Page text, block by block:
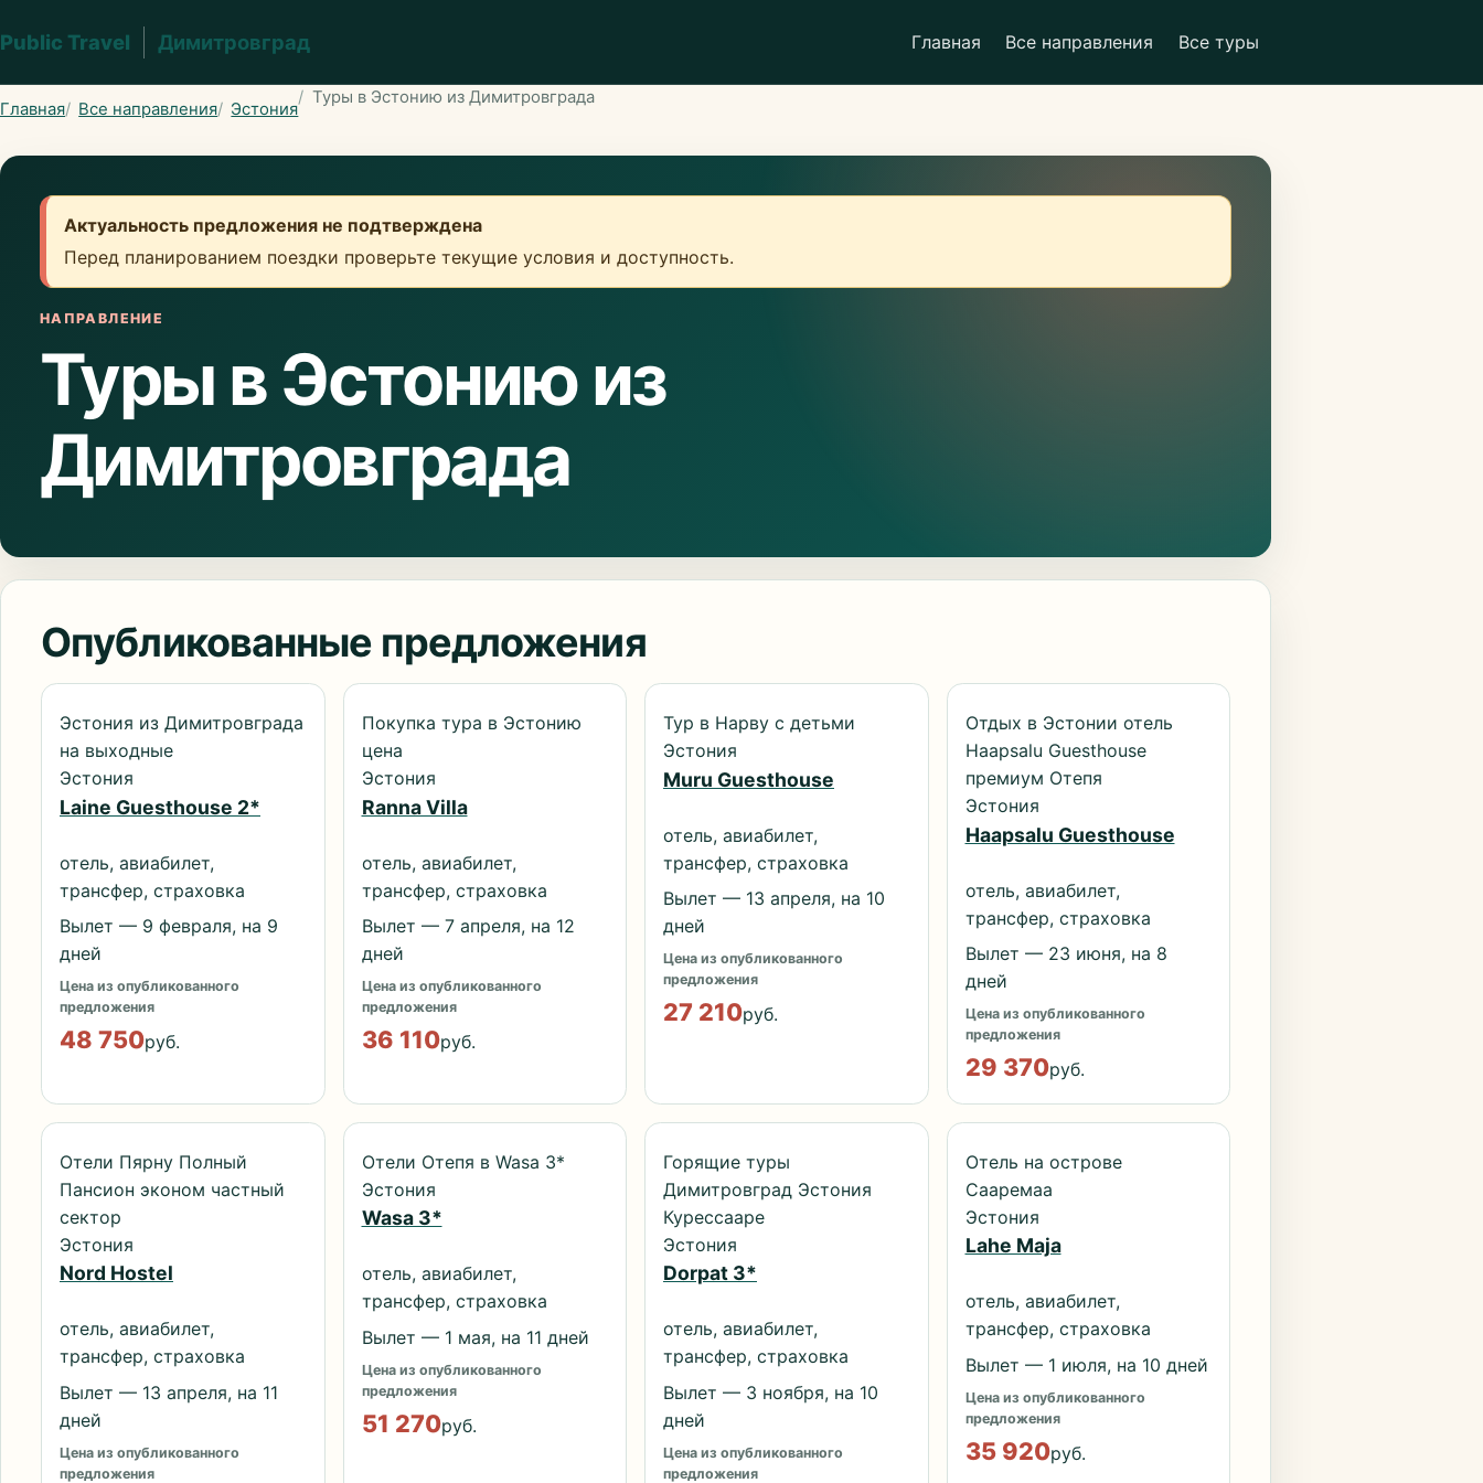
Public Travel Димитровград Главная Все направления Все туры
Главная Все направления Эстония
Туры в Эстонию из Димитровграда
Актуальность предложения не подтверждена
Перед планированием поездки проверьте текущие условия и доступность.
НАПРАВЛЕНИЕ
Туры в Эстонию из
Димитровграда
Опубликованные предложения
Эстония из Димитровграда
на выходные
Эстония
Laine Guesthouse 2*
отель, авиабилет,
трансфер, страховка
Вылет — 9 февраля, на 9
дней
Цена из опубликованного
предложения
48 750руб.
Покупка тура в Эстонию
цена
Эстония
Ranna Villa
отель, авиабилет,
трансфер, страховка
Вылет — 7 апреля, на 12
дней
Цена из опубликованного
предложения
36 110руб.
Тур в Нарву с детьми
Эстония
Muru Guesthouse
отель, авиабилет,
трансфер, страховка
Вылет — 13 апреля, на 10
дней
Цена из опубликованного
предложения
27 210руб.
Отдых в Эстонии отель
Haapsalu Guesthouse
премиум Отепя
Эстония
Haapsalu Guesthouse
отель, авиабилет,
трансфер, страховка
Вылет — 23 июня, на 8
дней
Цена из опубликованного
предложения
29 370руб.
Отели Пярну Полный
Пансион эконом частный
сектор
Эстония
Nord Hostel
отель, авиабилет,
трансфер, страховка
Вылет — 13 апреля, на 11
дней
Цена из опубликованного
предложения
Отели Отепя в Wasa 3*
Эстония
Wasa 3*
отель, авиабилет,
трансфер, страховка
Вылет — 1 мая, на 11 дней
Цена из опубликованного
предложения
51 270руб.
Горящие туры
Димитровград Эстония
Курессааре
Эстония
Dorpat 3*
отель, авиабилет,
трансфер, страховка
Вылет — 3 ноября, на 10
дней
Цена из опубликованного
предложения
Отель на острове
Сааремаа
Эстония
Lahe Maja
отель, авиабилет,
трансфер, страховка
Вылет — 1 июля, на 10 дней
Цена из опубликованного
предложения
35 920руб.